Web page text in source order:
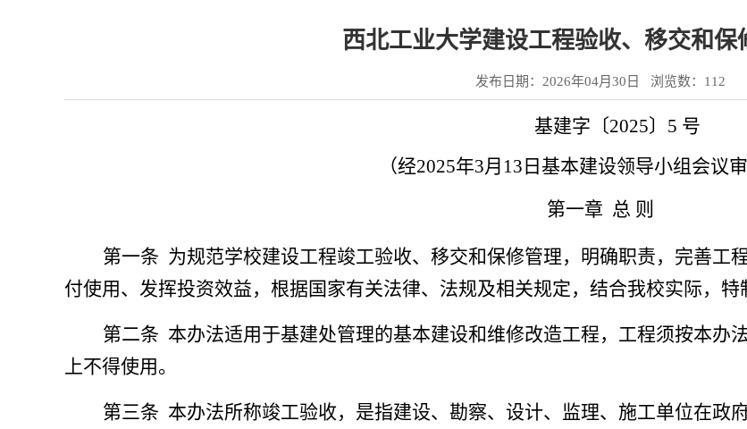
西北工业大学建设工程验收、移交和保
发布日期：2026年04月30日 浏览数： 112
基建字〔2025〕5 号
（经2025年3月13日基本建设领导小组会议
第一章 总 则
第一条 为规范学校建设工程竣工验收、移交和保修管理，明确职责，完善工
付使用、发挥投资效益，根据国家有关法律、法规及相关规定，结合我校实际，特
第二条 本办法适用于基建处管理的基本建设和维修改造工程，工程须按本办
上不得使用。
第三条 本办法所称竣工验收，是指建设、勘察、设计、监理、施工单位在政